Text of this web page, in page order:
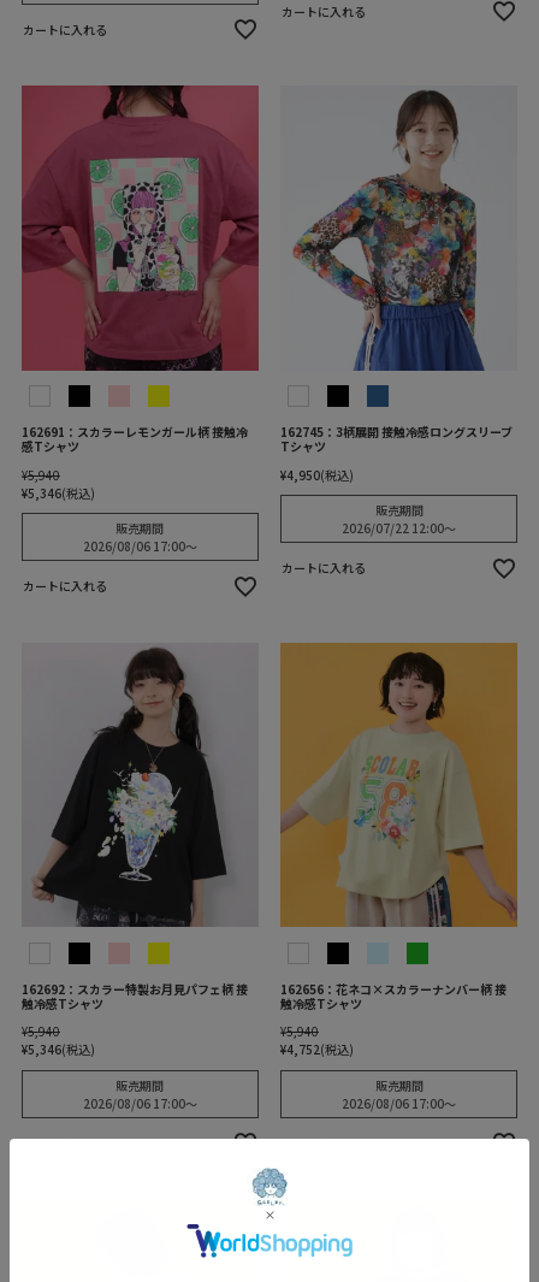
カートに入れる
カートに入れる
162691：スカラーレモンガール柄 接触冷
感Tシャツ
¥5,940
¥5,346 税込
販売期間
2026/08/06 17:00〜
カートに入れる
162745：3柄展開 接触冷感ロングスリーブ
Tシャツ
¥4,950 税込
販売期間
2026/07/22 12:00〜
カートに入れる
162692：スカラー特製お月見パフェ柄 接
触冷感Tシャツ
¥5,940
¥5,346 税込
販売期間
2026/08/06 17:00〜
カートに入れる
162656：花ネコ×スカラーナンバー柄 接
触冷感Tシャツ
¥5,940
¥4,752 税込
販売期間
2026/08/06 17:00〜
カートに入れる